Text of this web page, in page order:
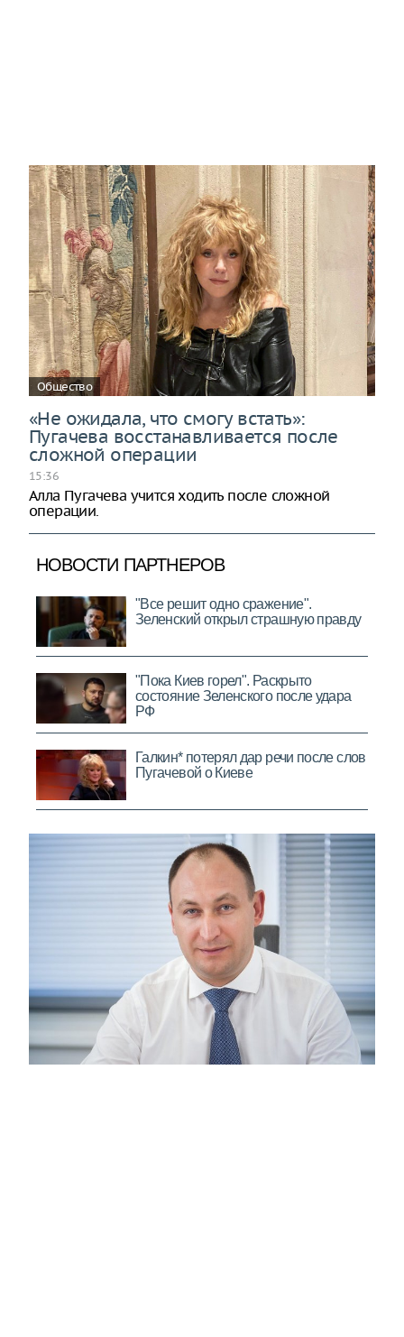
Общество
«Не ожидала, что смогу встать»:
Пугачева восстанавливается после
сложной операции
15:36
Алла Пугачева учится ходить после сложной
операции.